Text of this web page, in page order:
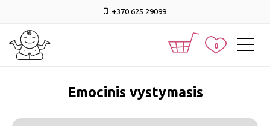
+370 625 29099
0
Emocinis vystymasis